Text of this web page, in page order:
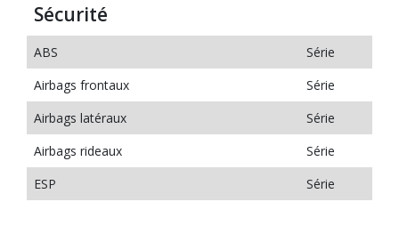
Sécurité
ABS
Série
Airbags frontaux
Série
Airbags latéraux
Série
Airbags rideaux
Série
ESP
Série